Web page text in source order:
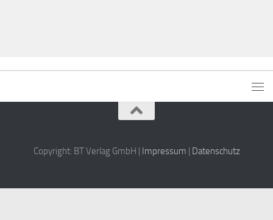
Copyright: BT Verlag GmbH | Impressum | Datenschutz